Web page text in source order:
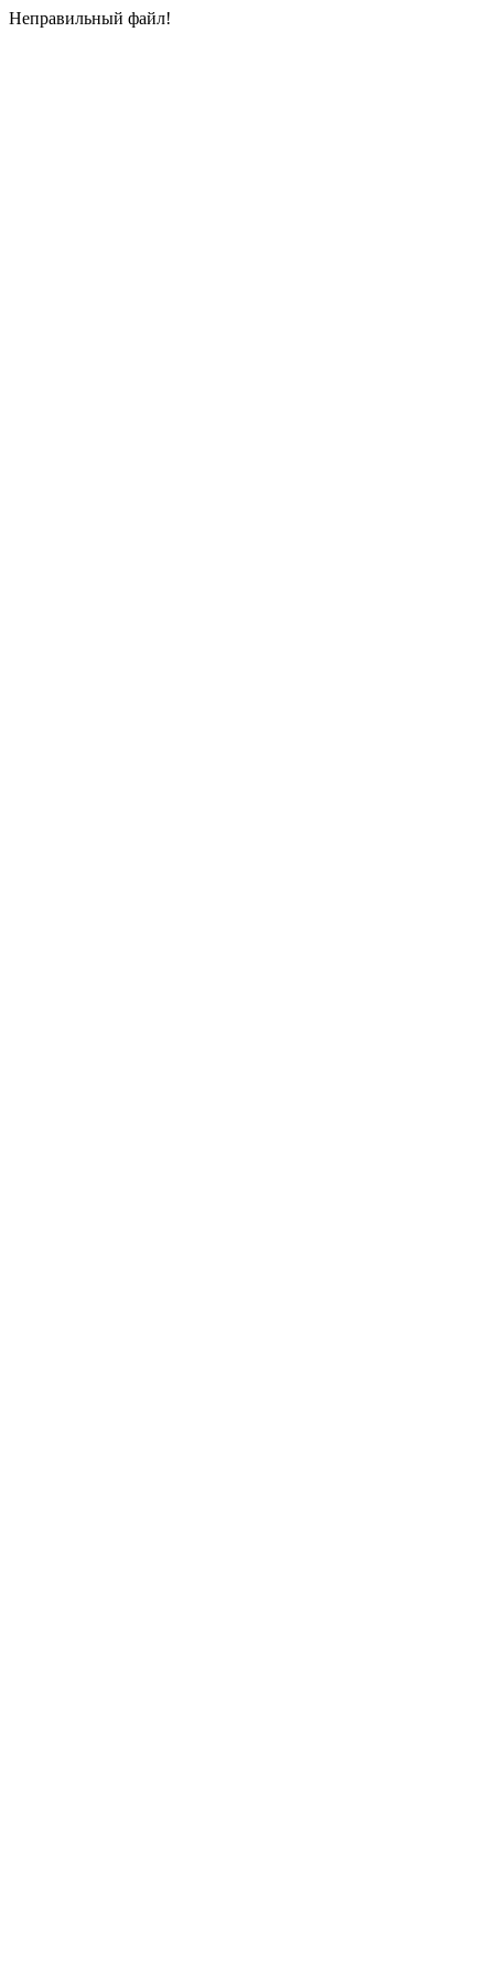
Неправильный файл!